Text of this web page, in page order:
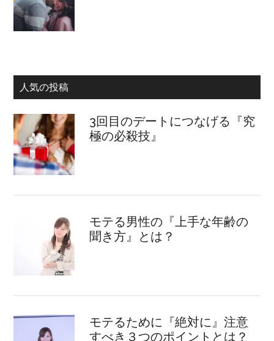
人気の投稿
3回目のデートにつなげる『究
極の必殺技』
モテる男性の『上手な年齢の
聞き方』とは？
モテるために『絶対に』注意
すべき３つのポイントとは？